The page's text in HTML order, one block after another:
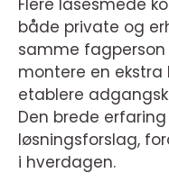
Flere låsesmede
både private og
samme
montere en
etablere
Den brede
løsningsforslag,
i hverdagen.